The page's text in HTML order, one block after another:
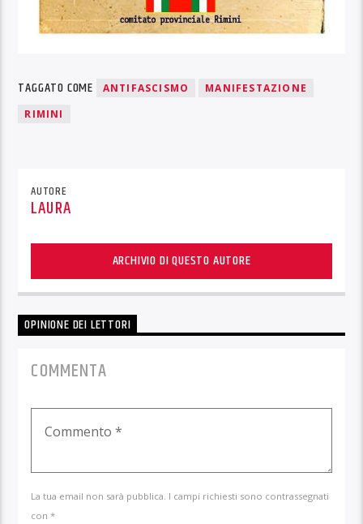
TAGGATO COME ANTIFASCISMO
MANIFESTAZIONE
RIMINI
AUTORE
LAURA
ARCHIVIO DI QUESTO AUTORE
OPINIONE DEI LETTORI
COMMENTA
La tua email non sarà pubblica. I campi richiesti sono contrassegnati
con *